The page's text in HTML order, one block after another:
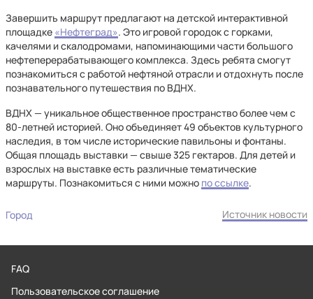
Завершить маршрут предлагают на детской интерактивной
площадке «Нефтеград». Это игровой городок с горками,
качелями и скалодромами, напоминающими части большого
нефтеперерабатывающего комплекса. Здесь ребята смогут
познакомиться с работой нефтяной отрасли и отдохнуть после
познавательного путешествия по ВДНХ.
ВДНХ — уникальное общественное пространство более чем с
80-летней историей. Оно объединяет 49 объектов культурного
наследия, в том числе исторические павильоны и фонтаны.
Общая площадь выставки — свыше 325 гектаров. Для детей и
взрослых на выставке есть различные тематические
маршруты. Познакомиться с ними можно по ссылке.
Город Источник новости
FAQ
Пользовательское соглашение